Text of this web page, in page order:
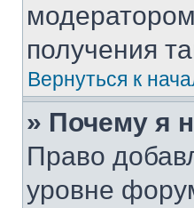
получения
Вернуться к
» Почему я
Право
уровне